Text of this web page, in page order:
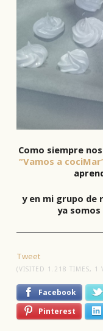
Como siempre
“Vamos a
y en mi grupo de
ya somos
Tweet
(VISITED 1.218 TIMES, 1
Facebook
Pinterest